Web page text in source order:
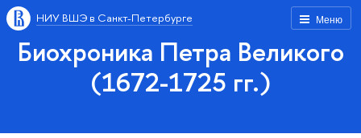
Меню
НИУ ВШЭ в Санкт-Петербурге
Биохроника Петра Великого
(1672-1725 гг.)